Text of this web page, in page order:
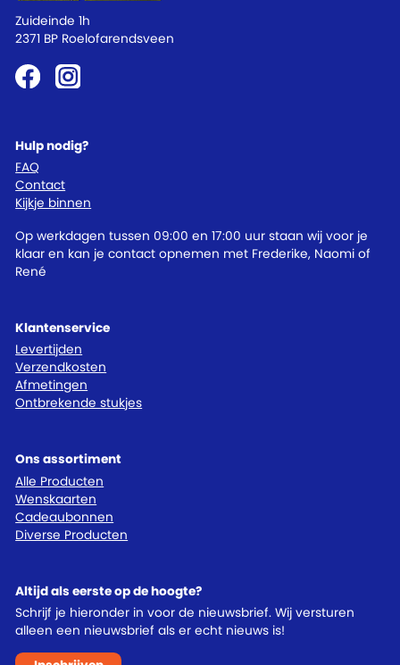
Klantenservice
Levertijden
Verzendkosten
Afmetingen
Ontbrekende stukjes
Ons assortiment
Alle Producten
Wenskaarten
Cadeaubonnen
Diverse Producten
Hulp nodig?
FAQ
Contact
Kijkje binnen
Op werkdagen tussen 09:00 en 17:00 uur staan wij voor je
klaar en kan je contact opnemen met Frederike, Naomi of
René
Zuideinde 1h
2371 BP Roelofarendsveen
Altijd als eerste op de hoogte?
Schrijf je hieronder in voor de nieuwsbrief. Wij versturen
alleen een nieuwsbrief als er echt nieuws is!